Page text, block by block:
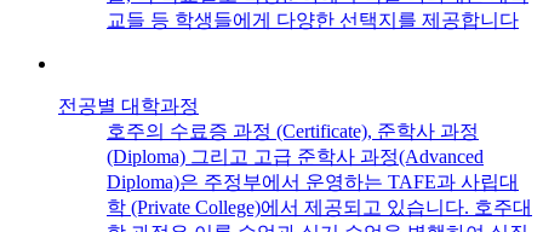
교들 등 학생들에게 다양한 선택지를 제공합니다
전공별 대학과정
호주의 수료증 과정 (Certificate), 준학사 과정
(Diploma) 그리고 고급 준학사 과정(Advanced
Diploma)은 주정부에서 운영하는 TAFE과 사립대
학 (Private College)에서 제공되고 있습니다. 호주대